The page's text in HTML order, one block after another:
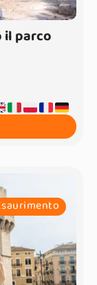
parco